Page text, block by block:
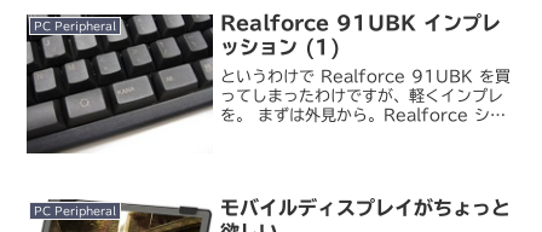
PC Peripheral
Realforce 91UBK インプレ
ッション (1)
というわけで Realforce 91UBK を買
ってしまったわけですが、軽くインプレ
を。 まずは外見から。Realforce シリ
PC Peripheral
モバイルディスプレイがちょっと